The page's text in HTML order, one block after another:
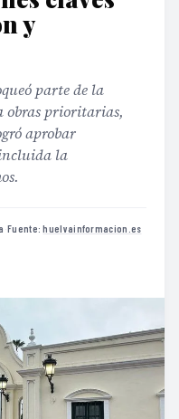
y
parte de la
obras prioritarias,
aprobar
la
·Fuente:huelvainformacion.es